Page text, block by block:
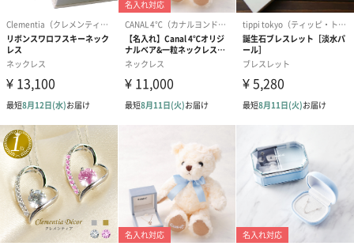
コットン巾着 【誕生
日】（グレー）S（550
円）
コットン巾着 【誕生
日】（スモーキーピン
ク）S（550円）
コットン巾着
とう】 S（550
のしカード
商品の形質上、のしを直接添付できない商品にのし風のカードを
同梱します。
※のし下はご記入いただけません。
※カードのデザインは一部変更する場合があります。